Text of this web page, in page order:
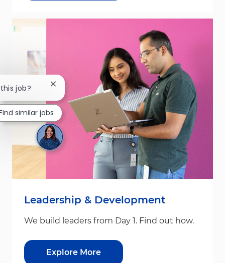
Leadership & Development
We build leaders from Day 1. Find out how.
Explore More
job? Close chatbot notification
similar jobs